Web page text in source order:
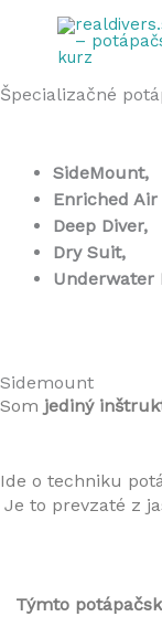
Preskočiť
Špecializačné
SideMount,
Enriched
Deep Diver,
Dry Suit,
Underwater
Sidemount
Som jediný
Ide o techniku
Je to prevzaté z
Týmto